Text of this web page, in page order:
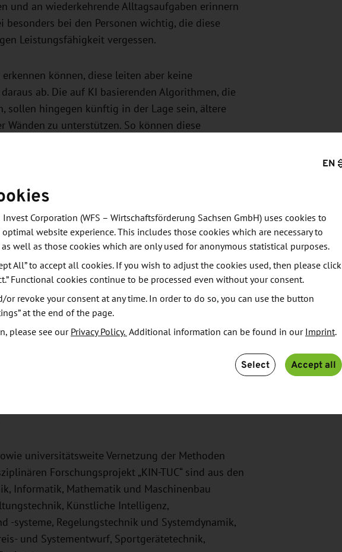
und an wiederkehrende Alltagsaufgaben erinnern
bei den Personen wichtig, die diese
Leistungsfähigkeit vergessen.
können, diese leiten aber keine
ab. Die auf KI basierenden Algorithmen, die
sollen hingegen künftig in der Lage sein, ältere
zu unterstützen. So können diese
zu bewegen. Im Notfall soll das System auch
wenn die Bewohnerin oder der Bewohner
des Systems ideale Voraussetzungen. So verfügt
Funktionen des zu entwickelnden Systems zu
sogenanntes Living Lab, einer altersgerechten
vernetzen – Synergien
das Ziel, die verschiedenen Akteurinnen und
nach außen zu vernetzen. So sollen die
„KI“ sichtbar und die sächsische Wirtschaft
universitätsweite Vernetzung der Methoden
Forschungsprojekt „KIN-TUC“ sind aus den
Informatik, Mathematik und Maschinenbau
Künstliche Intelligenz,
-systeme, Regelungstechnik und Systemdynamik,
und Systementwurf, Sportgerätetechnik,
EN
Corporation (WFS – Wirtschaftsförderung Sachsen GmbH) uses cookies to
website experience. This includes those cookies which are necessary to
well as those cookies which are only used for anonymous statistical purposes.
All” to accept all cookies. If you wish to adjust the cookies used, then please click
Functional cookies continue to be processed even without your consent.
or revoke your consent at any time. In order to do so, you can use the button
at the end of the page.
please see our Privacy Policy. Additional information can be found in our Imprint.
Select Accept all